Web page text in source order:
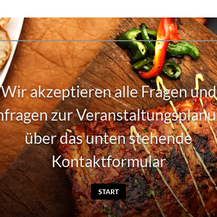
Wir akzeptieren alle Fragen und
zur
über das unten stehende
Kontaktformular
START